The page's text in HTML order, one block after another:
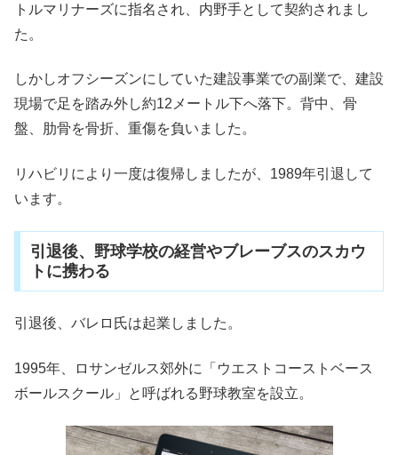
トルマリナーズに指名され、内野手として契約されまし
た。
しかしオフシーズンにしていた建設事業での副業で、建設
現場で足を踏み外し約12メートル下へ落下。背中、骨
盤、肋骨を骨折、重傷を負いました。
リハビリにより一度は復帰しましたが、1989年引退して
います。
引退後、野球学校の経営やブレーブスのスカウ
トに携わる
引退後、バレロ氏は起業しました。
1995年、ロサンゼルス郊外に「ウエストコーストベース
ボールスクール」と呼ばれる野球教室を設立。